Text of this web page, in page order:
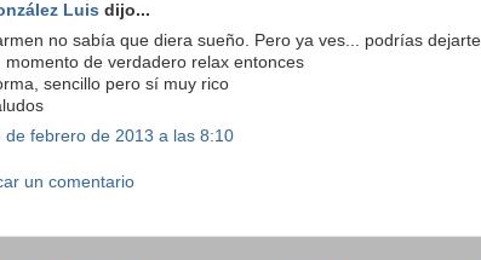
Luis dijo...
no sabía que diera sueño. Pero ya ves... podrías
momento de verdadero relax entonces
sencillo pero sí muy rico
de febrero de 2013 a las 8:10
un comentario